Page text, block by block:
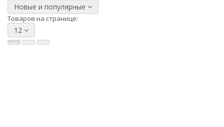
Новые и популярные
Товаров на странице:
12